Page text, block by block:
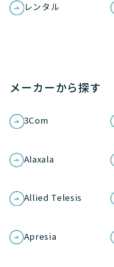
レンタル
メーカーから探す
3Com
Alaxala
Allied Telesis
Apresia